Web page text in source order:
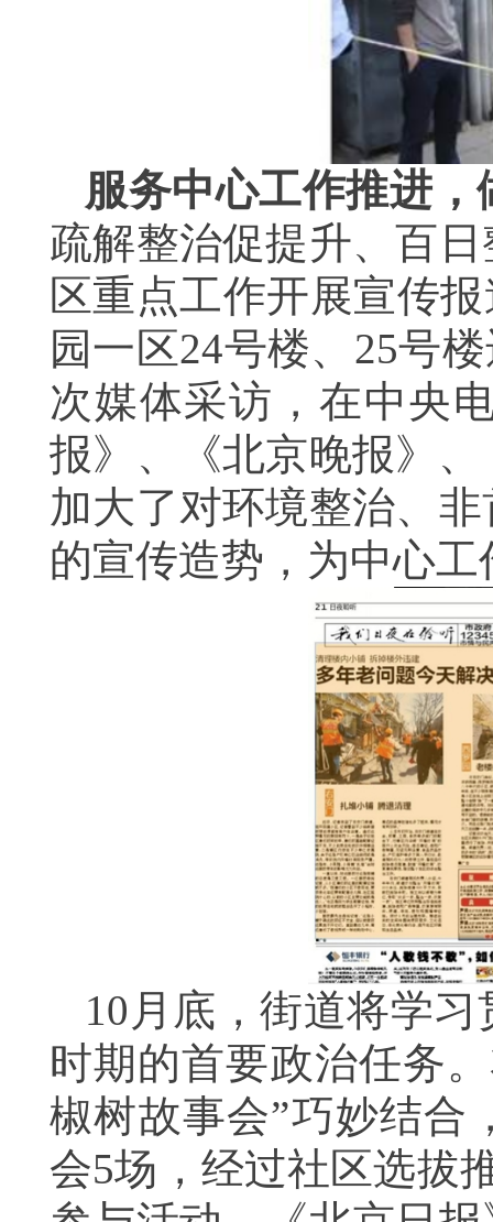
服务中心工作推进
疏解整治促提升、百
区重点工作开展宣传
园一区24号楼、25号
次媒体采访，在中央
报》、《北京晚报》
加大了对环境整治、
的宣传造势，为中心
10月底，街道将学习
时期的首要政治任务
椒树故事会”巧妙结合
会5场，经过社区选拔